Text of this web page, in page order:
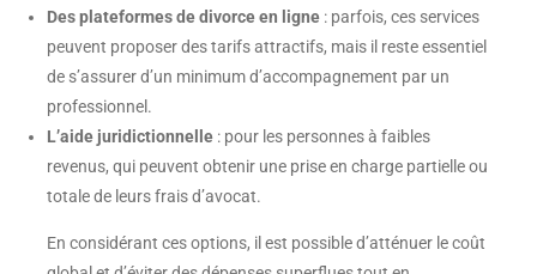
Des plateformes de divorce en ligne: parfois, ces services
peuvent proposer des tarifs attractifs, mais il reste essentiel
de s’assurer d’un minimum d’accompagnement par un
professionnel.
L’aide juridictionnelle: pour les personnes à faibles
revenus, qui peuvent obtenir une prise en charge partielle ou
totale de leurs frais d’avocat.
En considérant ces options, il est possible d’atténuer le coût